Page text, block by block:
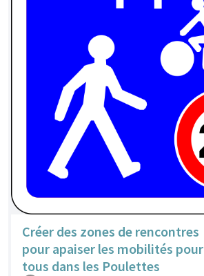
Créer des zones de rencontres
pour apaiser les mobilités pour
tous dans les Poulettes